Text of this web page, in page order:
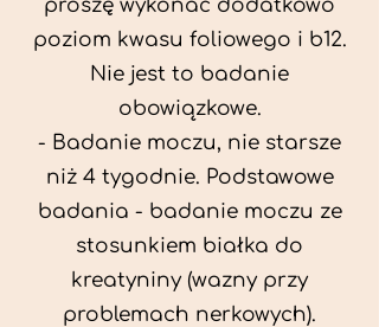
proszę wykonać dodatkowo
poziom kwasu foliowego i b12.
Nie jest to badanie
obowiązkowe.
- Badanie moczu, nie starsze
niż 4 tygodnie. Podstawowe
badania - badanie moczu ze
stosunkiem białka do
kreatyniny (wazny przy
problemach nerkowych).